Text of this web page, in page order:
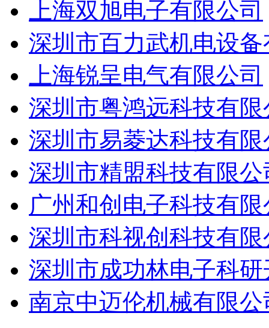
上海双旭电子有限公司
深圳市百力武机电设
上海锐呈电气有限公司
深圳市粤鸿远科技有
深圳市易菱达科技有限
深圳市精盟科技有限公
广州和创电子科技有
深圳市科视创科技有限
深圳市成功林电子科
南京中迈伦机械有限公